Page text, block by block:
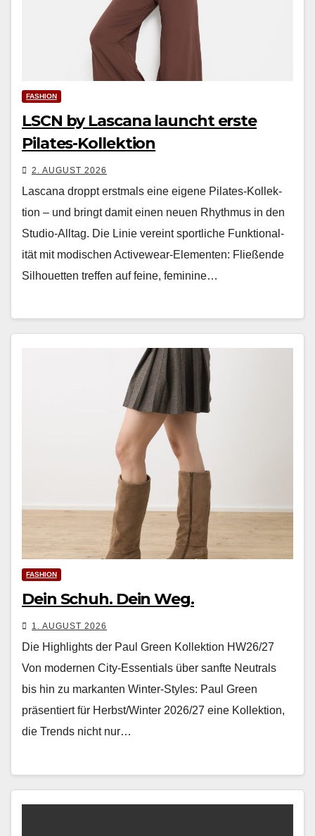
FASHION
LSCN by Lascana launcht erste
Pilates-Kollektion
2. AUGUST 2026
Las­cana droppt erst­mals eine eigene Pilates-Kollek­
tion – und bringt damit einen neuen Rhyth­mus in den
Stu­dio-All­t­ag. Die Lin­ie vere­int sportliche Funk­tion­al­
ität mit modis­chen Activewear-Ele­menten: Fließende
Sil­hou­et­ten tre­f­fen auf feine, fem­i­nine…
FASHION
Dein Schuh. Dein Weg.
1. AUGUST 2026
Die Highlights der Paul Green Kollektion HW26/27
Von mod­er­nen City-Essen­tials über san­fte Neu­trals
bis hin zu markan­ten Win­ter-Styles: Paul Green
präsen­tiert für Herbst/Winter 2026/27 eine Kollek­tion,
die Trends nicht nur…